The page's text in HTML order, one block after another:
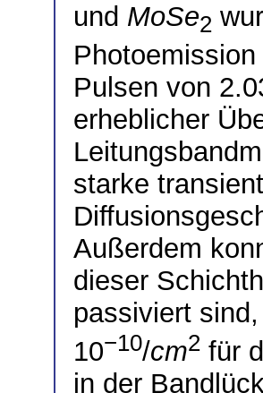
und MoSe2
Pulsen von
erheblicher
starke
Außerdem
dieser
passiviert
10−10/cm2 für
in der